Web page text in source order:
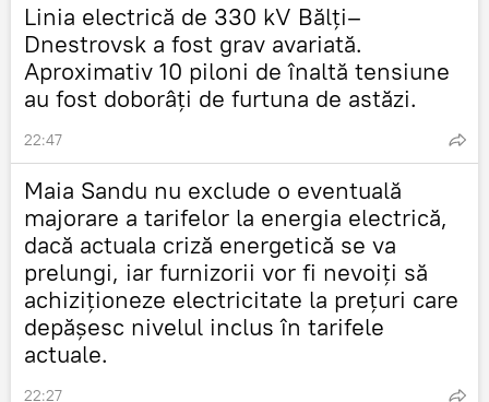
Linia electrică de 330 kV Bălți–
Dnestrovsk a fost grav avariată.
Aproximativ 10 piloni de înaltă tensiune
au fost doborâți de furtuna de astăzi.
22:47
Maia Sandu nu exclude o eventuală
majorare a tarifelor la energia electrică,
dacă actuala criză energetică se va
prelungi, iar furnizorii vor fi nevoiți să
achiziționeze electricitate la prețuri care
depășesc nivelul inclus în tarifele
actuale.
22:27